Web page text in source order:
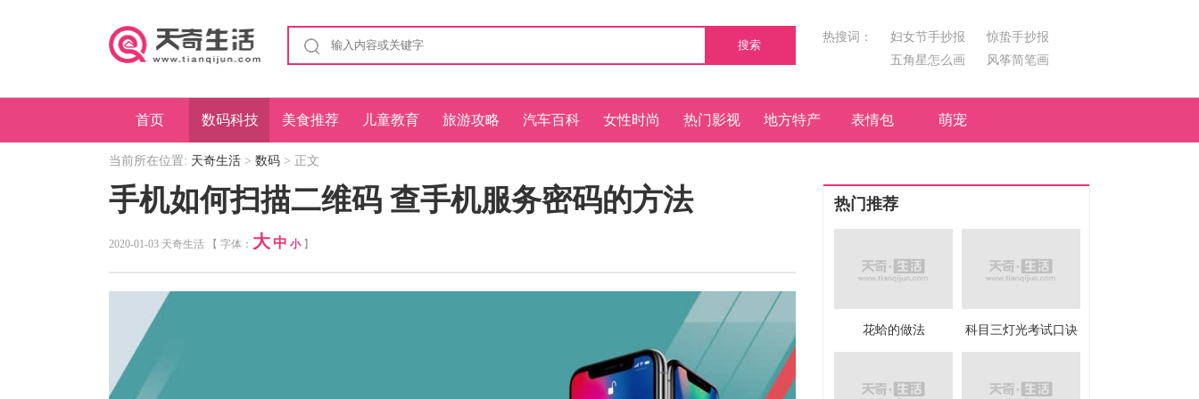
搜索
热搜词： 妇女节手抄报
惊蛰手抄报
五角星怎么画
风筝简笔画
首页 数码科技 美食推荐 儿童教育 旅游攻略 汽车百科 女性时尚 热门影视 地方特产 表情包 萌宠
当前所在位置: 天奇生活 > 数码 > 正文
手机如何扫描二维码 查手机服务密码的方法
2020-01-03 天奇生活 【 字体： 大 中 小】
热门推荐
花蛤的做法 科目三灯光考试口诀